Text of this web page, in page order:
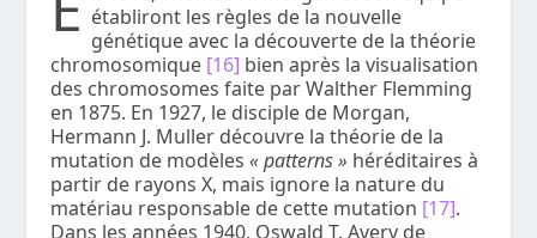
établiront les règles de la nouvelle
génétique avec la découverte de la théorie
chromosomique [16] bien après la visualisation
des chromosomes faite par Walther Flemming
en 1875. En 1927, le disciple de Morgan,
Hermann J. Muller découvre la théorie de la
mutation de modèles« patterns » héréditaires à
partir de rayons X, mais ignore la nature du
matériau responsable de cette mutation [17].
Dans les années 1940, Oswald T. Avery de